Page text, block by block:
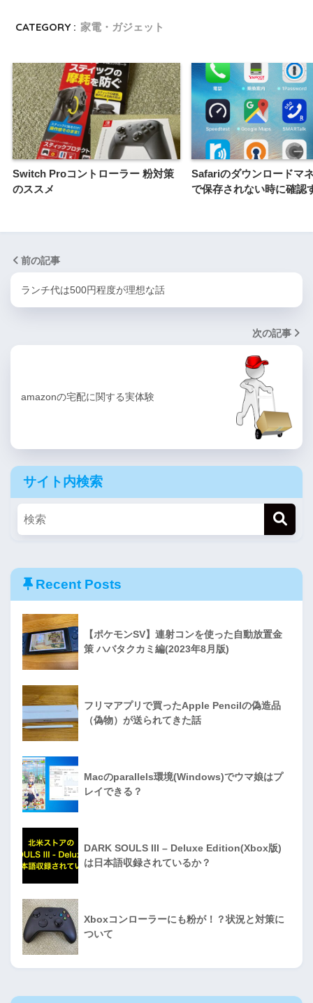
CATEGORY : 家電・ガジェット
Switch Proコントローラー 粉対策
のススメ
Safariのダウンロードマ
で保存されない時に確認
前の記事
ランチ代は500円程度が理想な話
次の記事
amazonの宅配に関する実体験
サイト内検索
Recent Posts
【ポケモンSV】連射コンを使った自動放置金
策 ハバタクカミ編(2023年8月版)
フリマアプリで買ったApple Pencilの偽造品
（偽物）が送られてきた話
Macのparallels環境(Windows)でウマ娘はプ
レイできる？
DARK SOULS III – Deluxe Edition(Xbox版)
は日本語収録されているか？
Xboxコンローラーにも粉が！？状況と対策に
ついて